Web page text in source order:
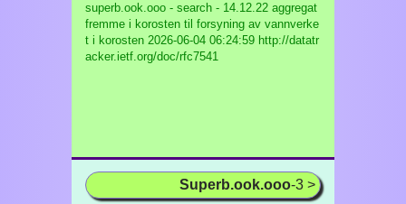
superb.ook.ooo - search - 14.12.22 aggregat
fremme i korosten til forsyning av vannverke
t i korosten 2026-06-04 06:24:59 http://datatr
acker.ietf.org/doc/rfc7541
Superb.ook.ooo-3 >